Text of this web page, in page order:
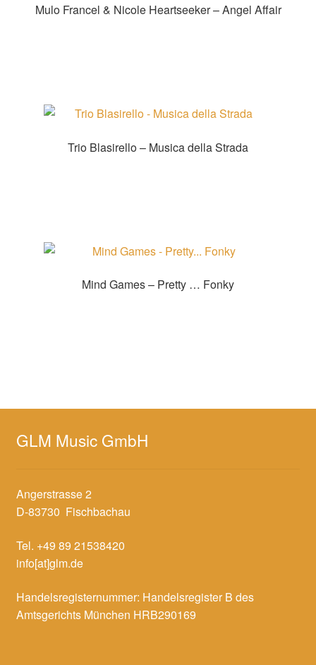
Mulo Francel & Nicole Heartseeker – Angel Affair
Trio Blasirello – Musica della Strada
Mind Games – Pretty … Fonky
GLM Music GmbH
Angerstrasse 2
D-83730 Fischbachau
Tel. +49 89 21538420
info[at]glm.de
Handelsregisternummer: Handelsregister B des
Amtsgerichts München HRB290169